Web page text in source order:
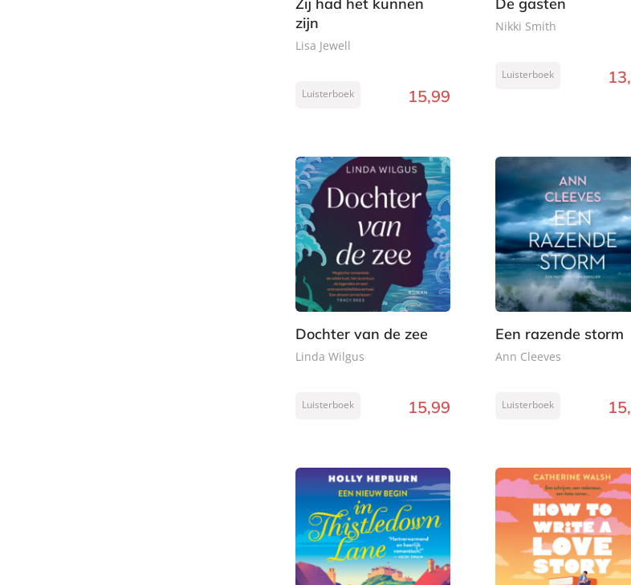
zijn
Lisa Jewell
15,99
Luisterboek
Nikki Smith
13,
Luisterboek
Dochter van de zee
Linda Wilgus
15,99
Luisterboek
Een razende storm
Ann Cleeves
15,
Luisterboek